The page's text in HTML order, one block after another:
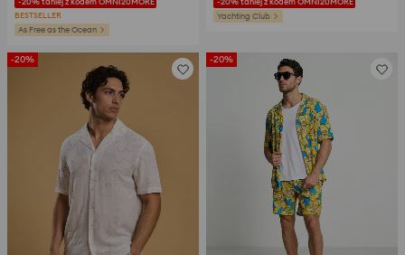
BESTSELLER
As Free as the Ocean
Yachting Club
-20% -20%